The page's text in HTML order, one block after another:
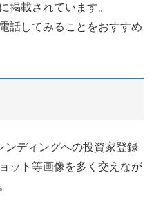
掲載されています。
話してみることをおすすめ
ンディングへの投資家登録
ット等画像を多く交えなが